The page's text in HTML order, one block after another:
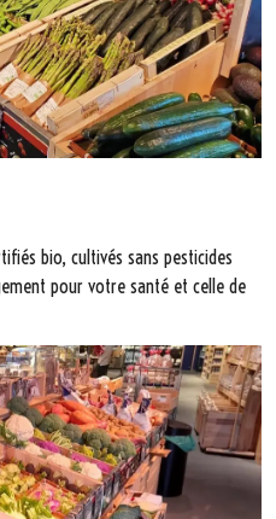
bio, cultivés sans pesticides
pour votre santé et celle de